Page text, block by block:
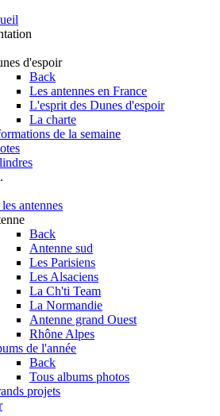
d'espoir
Back
Les antennes en France
L'esprit des Dunes d'espoir
La charte
de la semaine
antennes
Back
Antenne sud
Les Parisiens
Les Alsaciens
La Ch'ti Team
La Normandie
Antenne grand Ouest
Rhône Alpes
de l'année
Back
Tous albums photos
projets